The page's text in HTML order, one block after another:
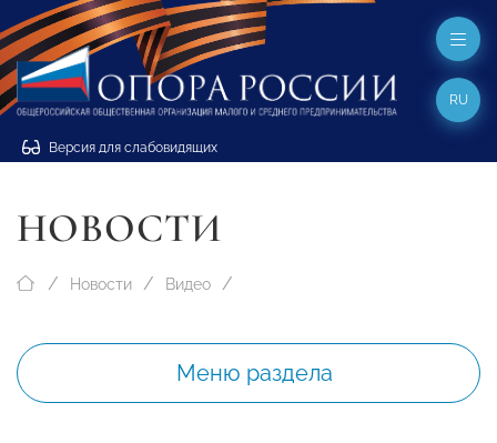
Версия для слабовидящих
RU
НОВОСТИ
Новости Видео
Меню раздела